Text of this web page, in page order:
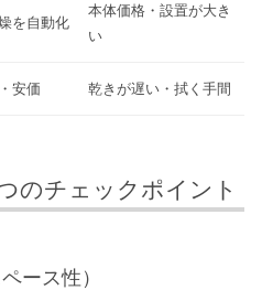
を自動化
本体価格・設置が大き
い
安価 乾きが遅い・拭く手間
のチェックポイント
ース性）